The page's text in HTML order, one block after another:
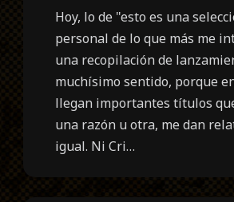
Hoy, lo de "esto es una
personal de lo que más me
una recopilación de
muchísimo sentido, porque
llegan importantes títulos
una razón u otra, me dan
igual. Ni Cri…